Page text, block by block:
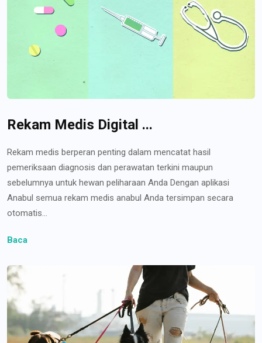
Rekam Medis Digital ...
Rekam medis berperan penting dalam mencatat hasil
pemeriksaan diagnosis dan perawatan terkini maupun
sebelumnya untuk hewan peliharaan Anda Dengan aplikasi
Anabul semua rekam medis anabul Anda tersimpan secara
otomatis...
Baca